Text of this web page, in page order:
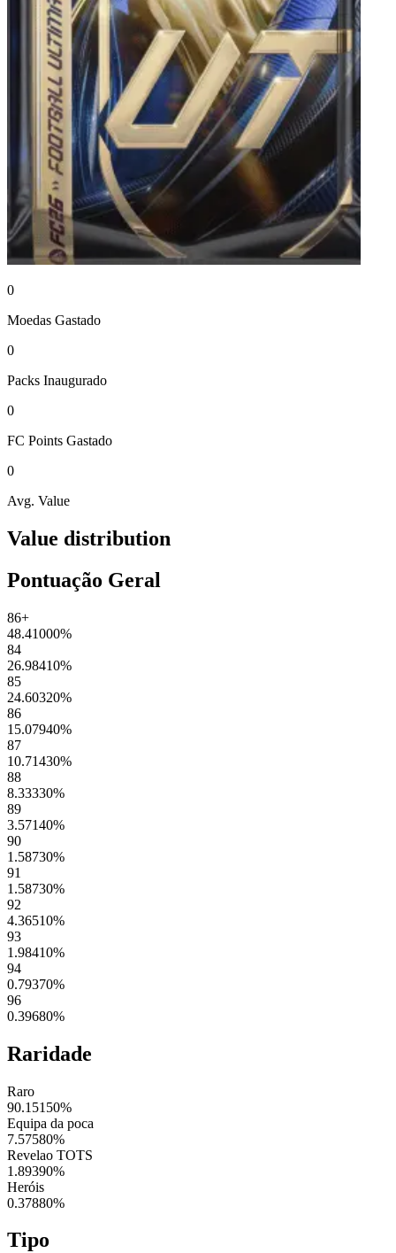
0
Moedas Gastado
0
Packs Inaugurado
0
FC Points Gastado
0
Avg. Value
Value distribution
Pontuação Geral
86+
48.41000%
84
26.98410%
85
24.60320%
86
15.07940%
87
10.71430%
88
8.33330%
89
3.57140%
90
1.58730%
91
1.58730%
92
4.36510%
93
1.98410%
94
0.79370%
96
0.39680%
Raridade
Raro
90.15150%
Equipa da poca
7.57580%
Revelao TOTS
1.89390%
Heróis
0.37880%
Tipo